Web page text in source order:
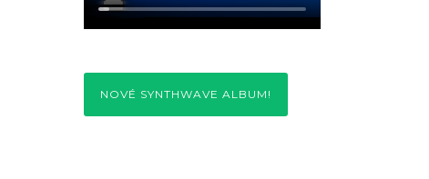
NOVÉ SYNTHWAVE ALBUM!